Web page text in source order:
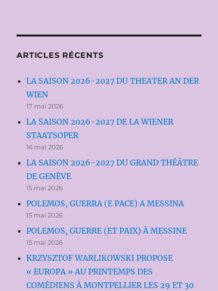
ARTICLES RÉCENTS
LA SAISON 2026-2027 DU THEATER AN DER
WIEN
17 mai 2026
LA SAISON 2026-2027 DE LA WIENER
STAATSOPER
16 mai 2026
LA SAISON 2026-2027 DU GRAND THÉÂTRE
DE GENÈVE
15 mai 2026
POLEMOS, GUERRA (E PACE) A MESSINA
15 mai 2026
POLEMOS, GUERRE (ET PAIX) À MESSINE
15 mai 2026
KRZYSZTOF WARLIKOWSKI PROPOSE
« EUROPA » AU PRINTEMPS DES
COMÉDIENS À MONTPELLIER LES 29 ET 30